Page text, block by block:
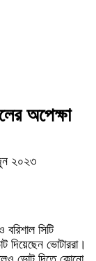
অপেক্ষা
২০২৩
সিটি
দিয়েছেন ভোটাররা।